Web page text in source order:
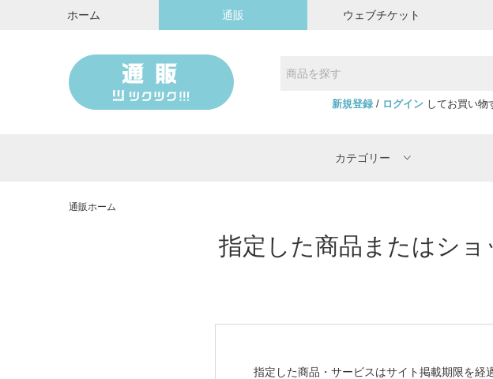
ホーム 通販 ウェブチケット
新規登録/ ログインしてお買い物
カテゴリー
通販ホーム
指定した商品またはシ
指定した商品・サービスはサイト掲載期限を経